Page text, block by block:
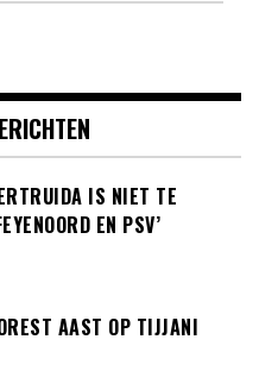
IS NIET TE
EN PSV’
AAST OP TIJJANI